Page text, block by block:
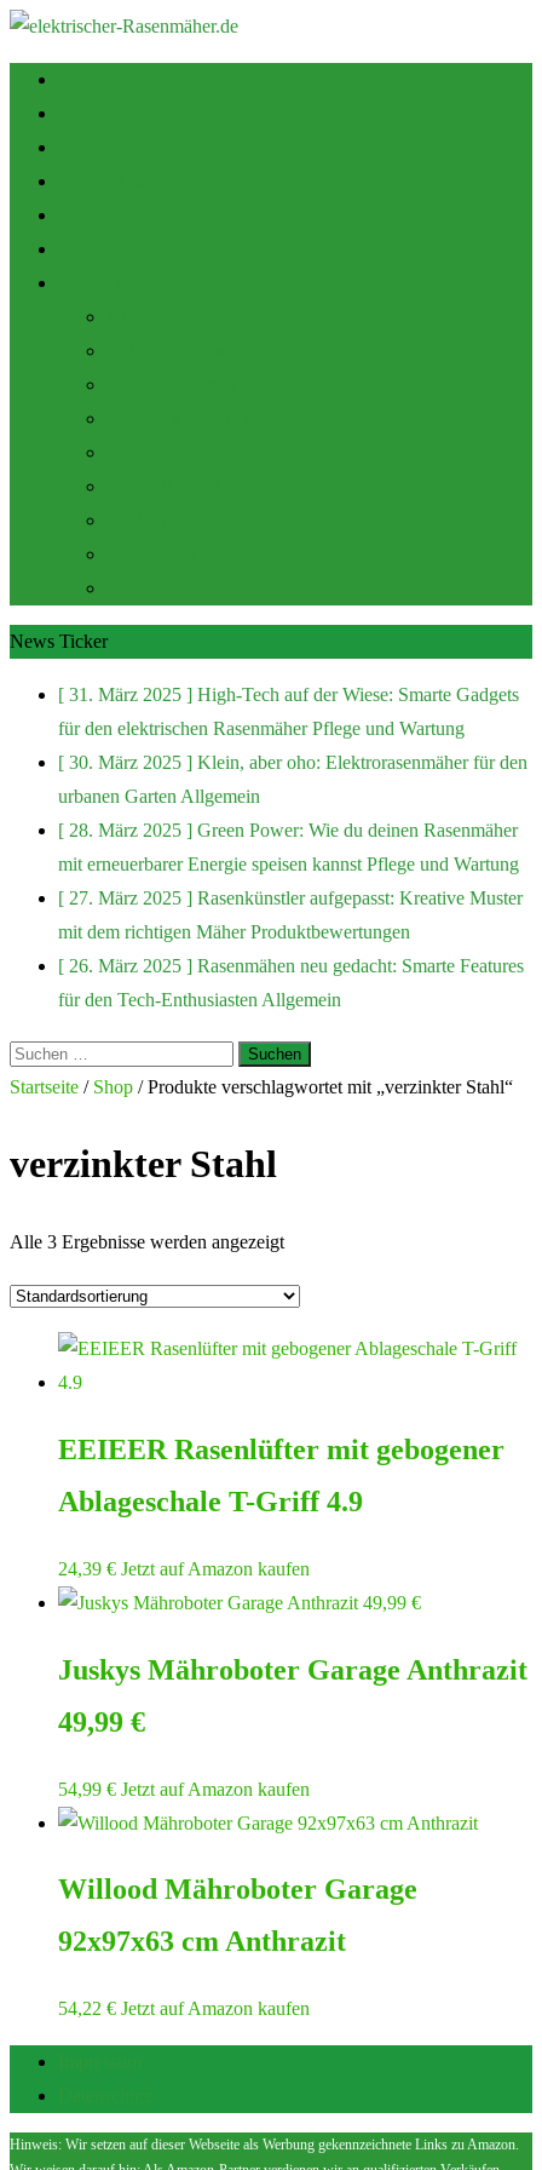
News Ticker
[ 31. März 2025 ] High-Tech auf der Wiese: Smarte Gadgets
für den elektrischen RasenmäherPflege und Wartung
[ 30. März 2025 ] Klein, aber oho: Elektrorasenmäher für den
urbanen Garten Allgemein
[ 28. März 2025 ] Green Power: Wie du deinen Rasenmäher
mit erneuerbarer Energie speisen kannst Pflege und Wartung
[ 27. März 2025 ] Rasenkünstler aufgepasst: Kreative Muster
mit dem richtigen MäherProduktbewertungen
[ 26. März 2025 ] Rasenmähen neu gedacht: Smarte Features
für den Tech-Enthusiasten Allgemein
Suchen
nach:
Startseite / Shop / Produkte verschlagwortet mit „verzinkter Stahl“
verzinkter Stahl
Alle 3 Ergebnisse werden angezeigt
EEIEER Rasenlüfter mit gebogener
Ablageschale T-Griff 4.9
24,39 € Jetzt auf Amazon kaufen
Juskys Mähroboter Garage Anthrazit
49,99 €
54,99 € Jetzt auf Amazon kaufen
Willood Mähroboter Garage
92x97x63 cm Anthrazit
54,22 € Jetzt auf Amazon kaufen
Hinweis: Wir setzen auf dieser Webseite als Werbung gekennzeichnete Links zu Amazon.